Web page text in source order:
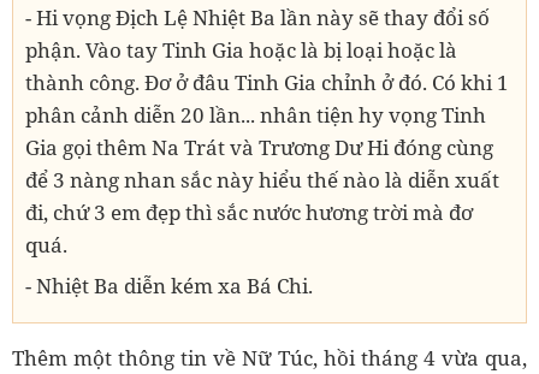
- Hi vọng Địch Lệ Nhiệt Ba lần này sẽ thay đổi số
phận. Vào tay Tinh Gia hoặc là bị loại hoặc là
thành công. Đơ ở đâu Tinh Gia chỉnh ở đó. Có khi 1
phân cảnh diễn 20 lần... nhân tiện hy vọng Tinh
Gia gọi thêm Na Trát và Trương Dư Hi đóng cùng
để 3 nàng nhan sắc này hiểu thế nào là diễn xuất
đi, chứ 3 em đẹp thì sắc nước hương trời mà đơ
quá.
- Nhiệt Ba diễn kém xa Bá Chi.
Thêm một thông tin về Nữ Túc, hồi tháng 4 vừa qua,